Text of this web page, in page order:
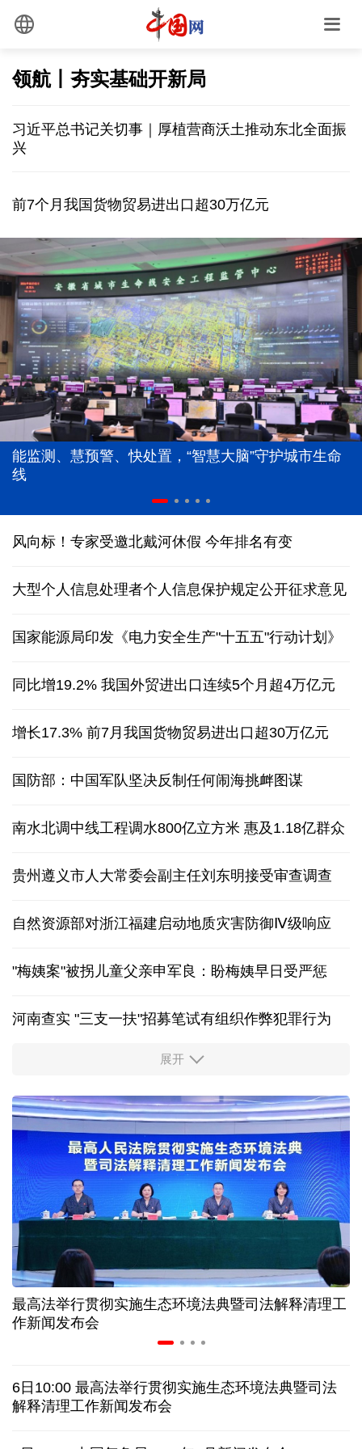
领航丨夯实基础开新局
习近平总书记关切事｜厚植营商沃土推动东北全面振
兴
前7个月我国货物贸易进出口超30万亿元
能监测、慧预警、快处置，“智慧大脑”守护城市生命
线
风向标！专家受邀北戴河休假 今年排名有变
大型个人信息处理者个人信息保护规定公开征求意见
国家能源局印发《电力安全生产"十五五"行动计划》
同比增19.2% 我国外贸进出口连续5个月超4万亿元
增长17.3% 前7月我国货物贸易进出口超30万亿元
国防部：中国军队坚决反制任何闹海挑衅图谋
南水北调中线工程调水800亿立方米 惠及1.18亿群众
贵州遵义市人大常委会副主任刘东明接受审查调查
自然资源部对浙江福建启动地质灾害防御Ⅳ级响应
"梅姨案"被拐儿童父亲申军良：盼梅姨早日受严惩
河南查实 "三支一扶"招募笔试有组织作弊犯罪行为
东航：国内客票提前14天免费退改
近346亿元 广东电网交出上半年投资建设亮眼答卷
31省份上半年外贸成绩单出炉 见证产业提质跃迁
比一张A4纸还要薄！我国高端钢材迎来密集突破
让药品更好触达患者 多款新药选择网络平台首发
7月份中国仓储指数保持扩张 行业运行韧性较强
乌总统呼吁向乌提供更多导弹 特朗普：我们也想要
展开
最高法举行贯彻实施生态环境法典暨司法解释清理工
作新闻发布会
6日10:00 最高法举行贯彻实施生态环境法典暨司法
解释清理工作新闻发布会